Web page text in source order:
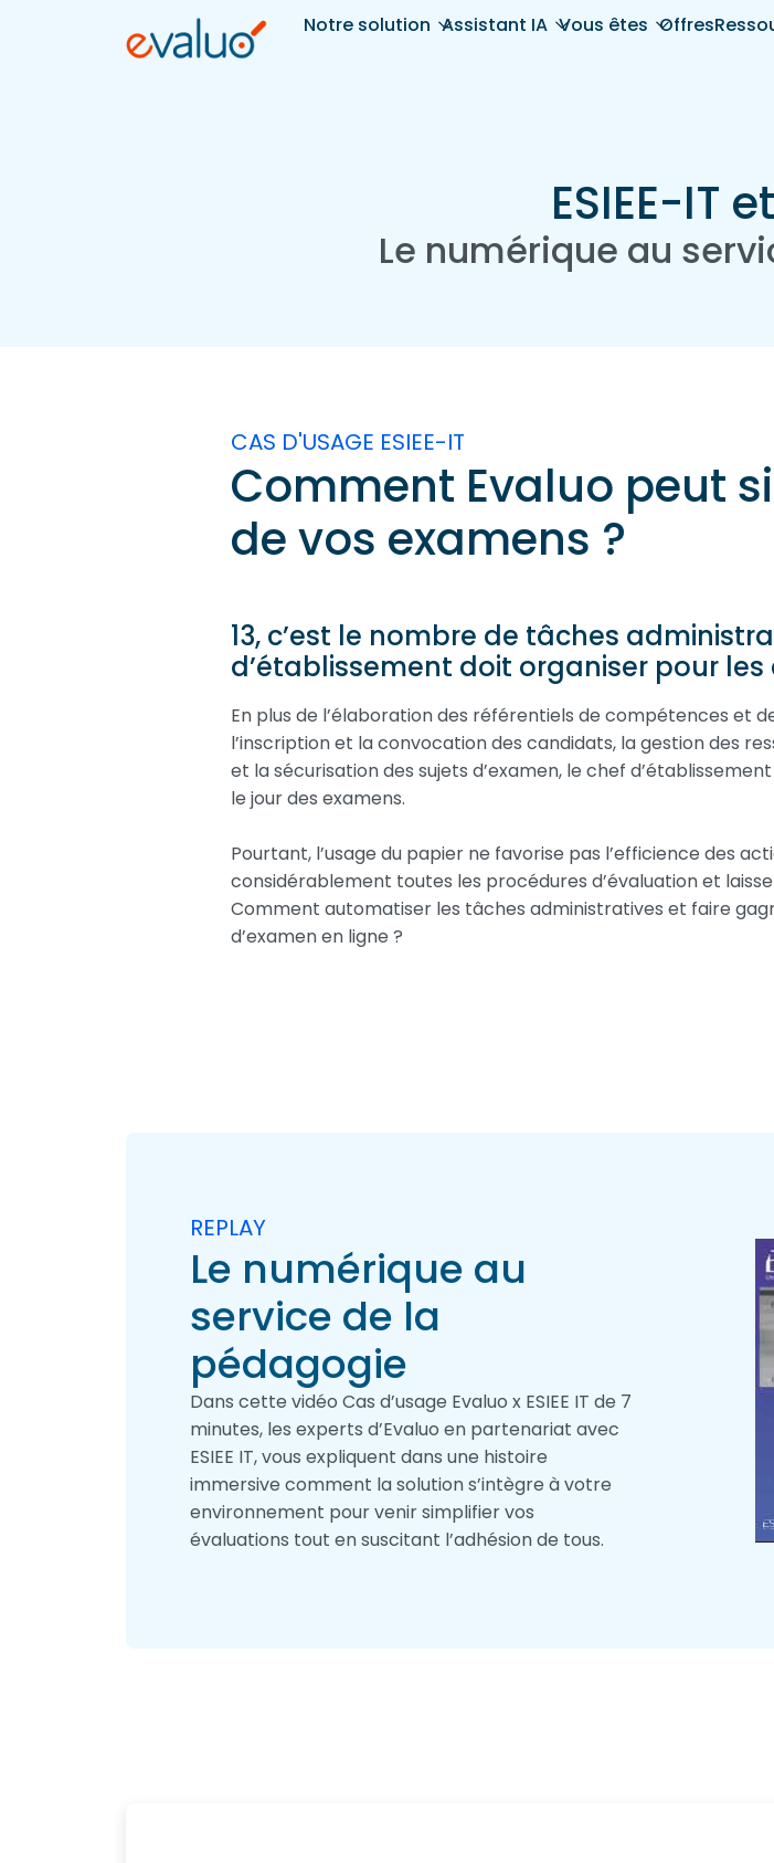
Notre solution Assistant IA Vous êtes Offres
ESIEE-IT
Le numérique au
CAS D'USAGE ESIEE-IT
Comment Evaluo peut
de vos examens ?
13, c’est le nombre de tâches
d’établissement doit organiser pour
En plus de l’élaboration des référentiels de compétences et
l’inscription et la convocation des candidats, la gestion des
et la sécurisation des sujets d’examen, le chef
le jour des examens.
Pourtant, l’usage du papier ne favorise pas l’efficience des
considérablement toutes les procédures d’évaluation et
Comment automatiser les tâches administratives et faire
d’examen en ligne ?
REPLAY
Le numérique au
service de la
pédagogie
Dans cette vidéo Cas d’usage Evaluo x ESIEE IT de 7
minutes, les experts d’Evaluo en partenariat avec
ESIEE IT, vous expliquent dans une histoire
immersive comment la solution s’intègre à votre
environnement pour venir simplifier vos
évaluations tout en suscitant l’adhésion de tous.